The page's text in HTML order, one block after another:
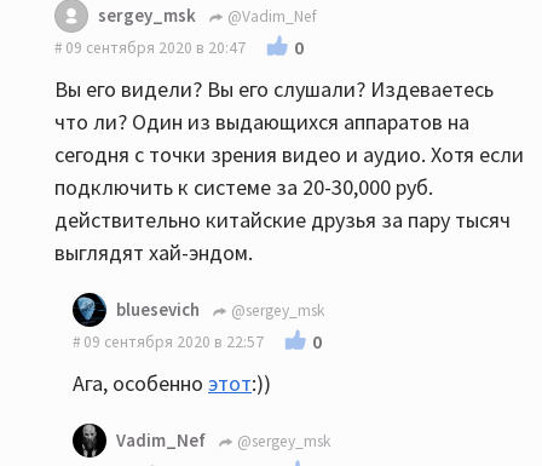
sergey_msk
@Vadim_Nef
09 сентября 2020 в 20:47
0
Вы его видели? Вы его слушали? Издеваетесь
что ли? Один из выдающихся аппаратов на
сегодня с точки зрения видео и аудио. Хотя если
подключить к системе за 20-30,000 руб.
действительно китайские друзья за пару тысяч
выглядят хай-эндом.
bluesevich
@sergey_msk
09 сентября 2020 в 22:57
0
Ага, особенно этот:))
Vadim_Nef
@sergey_msk